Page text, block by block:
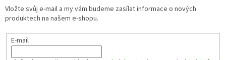
Vložte svůj e-mail a my vám budeme zasílat informace o nových
produktech na našem e-shopu.
E-mail